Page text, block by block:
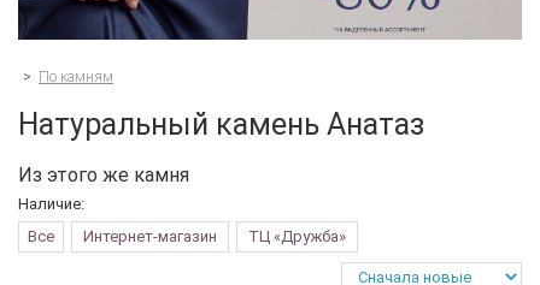
> По камням
Натуральный камень Анатаз
Из этого же камня
Наличие:
Все
Интернет-магазин ТЦ «Дружба»